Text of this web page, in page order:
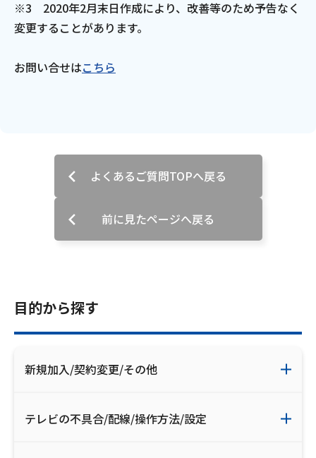
目的から探す
新規加入/契約変更/その他
テレビの不具合/配線/操作方法/設定
※3 2020年2月末日作成により、改善等のため予告なく
変更することがあります。
お問い合せはこちら
よくあるご質問TOPへ戻る
前に見たページへ戻る